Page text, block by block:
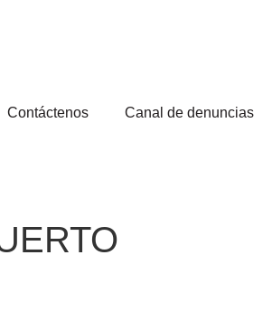
Contáctenos Canal de denuncias